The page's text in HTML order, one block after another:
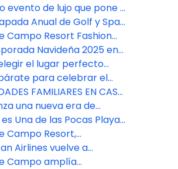
evento de lujo que pone a
Dominicana en el mapa
- Casa de Campo
Week
Anual de Golf y Spa
en Casa de Campo
Campo Resort Fashion
Navideña 2025 en
Campo Resort ofreció
clásicas y experiencias
el lugar perfecto
boda en Casa de Campo
Villas® Resort
para celebrar el
Chavón!
FAMILIARES EN CASA
RESORT
una nueva era de
consciente en The Spa
Campo Resort
Una de las Pocas Playas
Algas en el Caribe
Campo Resort,
resort
en el 2025
Airlines vuelve a
Miami y La Romana con
Campo amplía